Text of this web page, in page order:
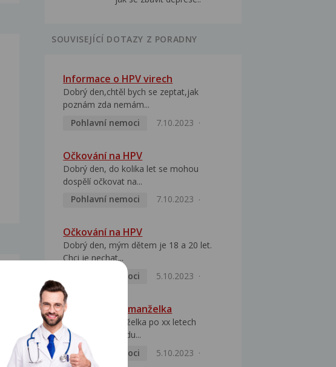
SOUVISEJÍCÍ DOTAZY Z PORADNY
Informace o HPV virech
Dobrý den,chtěl bych se zeptat,jak
poznám zda nemám...
Pohlavní nemoci
7.10.2023
Očkování na HPV
Dobrý den, do kolika let se mohou
dospělí očkovat na...
Pohlavní nemoci
7.10.2023
Očkování na HPV
Dobrý den, mým dětem je 18 a 20 let.
Chci je nechat...
Pohlavní nemoci
5.10.2023
HPV pozitivní manželka
Dobrý den, manželka po xx letech
přivezla z Východu...
Pohlavní nemoci
5.10.2023